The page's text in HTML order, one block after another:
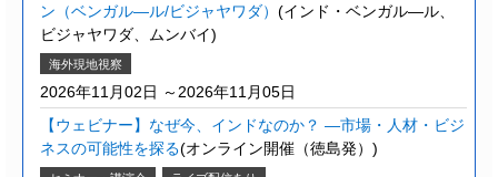
ン（ベンガル―ル/ビジャヤワダ）(インド・ベンガル―ル、
ビジャヤワダ、ムンバイ)
海外現地視察
2026年11月02日 ～2026年11月05日
【ウェビナー】なぜ今、インドなのか？ ―市場・人材・ビジ
ネスの可能性を探る(オンライン開催（徳島発）)